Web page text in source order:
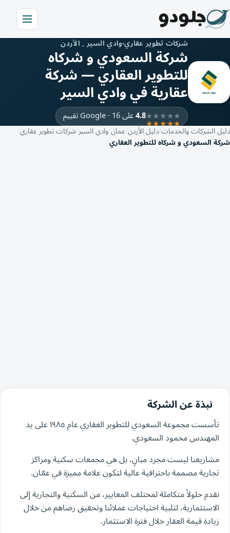
شركات تطوير عقاريوادي السير , الأردن
شركة السعودي و شركاه
للتطوير العقاري — شركة
عقارية في وادي السير
4.8على Google · 16 تقييم
دليل الشركات والخدماتدليل الأردنعمانوادي السير شركات تطوير عقاري
شركة السعودي و شركاه للتطوير العقاري
نبذة عن الشركة
تأسست مجموعة السعودي للتطوير العقاري عام ١٩٨٥ على يد
المهندس محمود السعودي.
مشاريعنا ليست مجرد مبانٍ، بل هي مجمعات سكنية ومراكز
تجارية مصممة باحترافية عالية لتكون علامة مميزة في عمّان.
نقدم حلولاً متكاملة لمختلف المعايير، من السكنية والتجارية إلى
الاستثمارية، لتلبية احتياجات عملائنا وتحقيق رضاهم من خلال
زيادة قيمة العقار خلال فترة الاستثمار.